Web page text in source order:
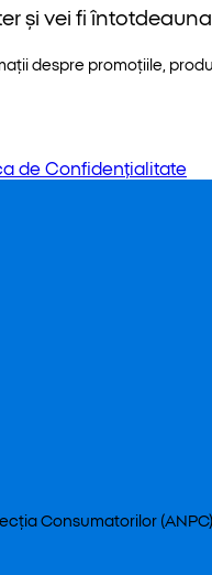
și vei fi
despre promoțiile,
de Confidențialitate
Consumatorilor